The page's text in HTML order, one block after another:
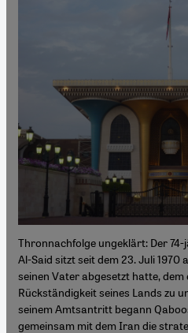
Thronnachfolge ungeklärt: Der
Al-Said sitzt seit dem 23. Juli 1970
seinen Vater abgesetzt hatte,
Rückständigkeit seines Lands zu
seinem Amtsantritt begann
gemeinsam mit dem Iran die